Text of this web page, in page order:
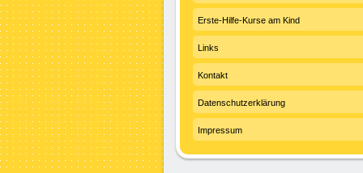
Erste-Hilfe-Kurse am Kind
Links
Kontakt
Datenschutzerklärung
Impressum